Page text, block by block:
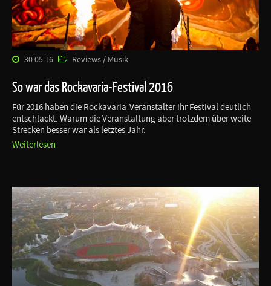
30.05.16 Reviews / Musik
So war das Rockavaria-Festival 2016
Für 2016 haben die Rockavaria-Veranstalter ihr Festival deutlich
entschlackt. Warum die Veranstaltung aber trotzdem über weite
Strecken besser war als letztes Jahr.
Weiterlesen